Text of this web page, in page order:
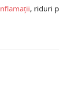
, riduri